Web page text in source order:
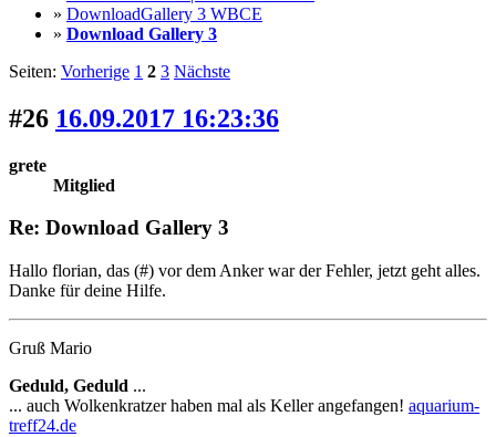
» DownloadGallery 3 WBCE
» Download Gallery 3
Seiten: Vorherige 1 2 3 Nächste
#26 16.09.2017 16:23:36
grete
Mitglied
Re: Download Gallery 3
Hallo florian, das (#) vor dem Anker war der Fehler, jetzt geht alles.
Danke für deine Hilfe.
Gruß Mario
Geduld, Geduld ...
... auch Wolkenkratzer haben mal als Keller angefangen! aquarium-
treff24.de